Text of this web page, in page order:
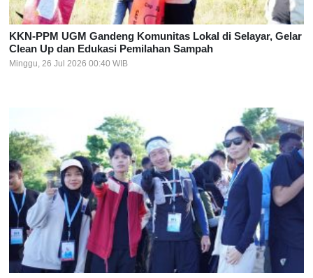
KKN-PPM UGM Gandeng Komunitas Lokal di Selayar, Gelar
Clean Up dan Edukasi Pemilahan Sampah
Minggu, 26 Jul 2026 00:40 WIB